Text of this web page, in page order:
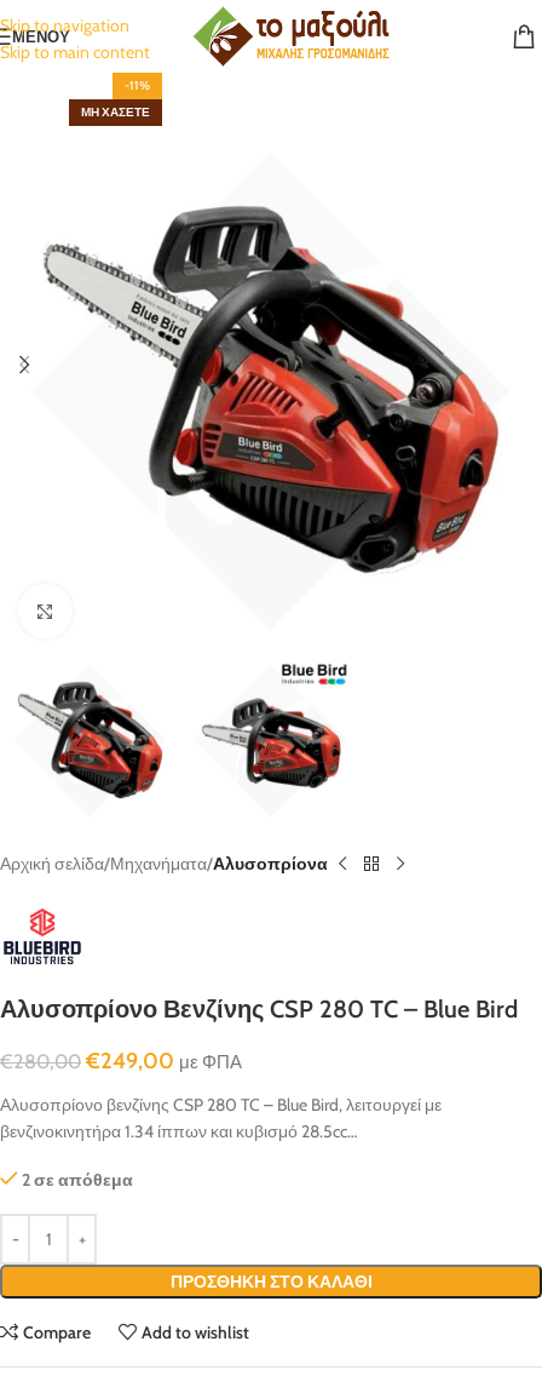
Skip to navigation
Skip to main content
ΜΕΝΟΥ
-11%
ΜΗ ΧΆΣΕΤΕ
Αρχική σελίδα Μηχανήματα Αλυσοπρίονα
Αλυσοπρίονο Βενζίνης CSP 280 TC – Blue Bird
€280,00 €249,00 με ΦΠΑ
Αλυσοπρίονο βενζίνης CSP 280 TC – Blue Bird, λειτουργεί με
βενζινοκινητήρα 1.34 ίππων και κυβισμό 28.5cc…
2 σε απόθεμα
ΠΡΟΣΘΉΚΗ ΣΤΟ ΚΑΛΆΘΙ
Compare Add to wishlist